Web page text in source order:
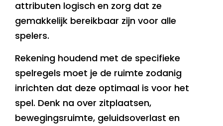
attributen logisch en zorg dat ze
gemakkelijk bereikbaar zijn voor alle
spelers.
Rekening houdend met de specifieke
spelregels moet je de ruimte zodanig
inrichten dat deze optimaal is voor het
spel. Denk na over zitplaatsen,
bewegingsruimte, geluidsoverlast en